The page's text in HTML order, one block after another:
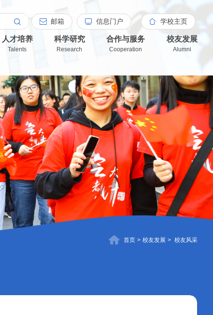
邮箱 信息门户 学校主页
人才培养
Talents
科学研究
Research
合作与服务
Cooperation
校友发展
Alumni
首页 > 校友发展 > 校友风采